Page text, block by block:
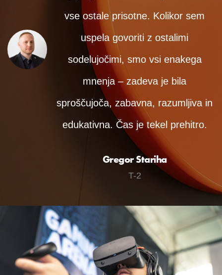
vse ostale prisotne. Kolikor sem
uspela govoriti z ostalimi
sodelujočimi, smo vsi enakega
mnenja – zadeva je bila
sproščujoča, zabavna, razumljiva in
edukativna. Čas je tekel prehitro.
Gregor Stariha
T-2